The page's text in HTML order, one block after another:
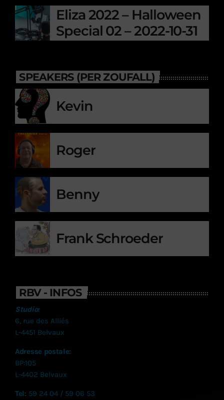
Eliza 2022 – Halloween
Special 02 – 2022-10-31
SPEAKERS (PER ZOUFALL)
Kevin
Roger
Benny
Frank Schroeder
RBV - INFOS
Studio:
6, rue des Alliés
L-4451 Belvaux
Adresse postale:
BP:105
L-4402 Belvaux
Tel: 59 24 04 / 59 06 53